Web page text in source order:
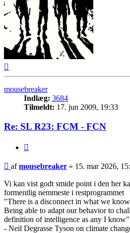
mousebreaker
Indlæg: 3684
Tilmeldt: 17. jun 2009, 19:33
Re: SL R23: FCM - FCN
Indlæg
afmousebreaker » 15. mar 2026,
Vi kan vist godt smide point i den her
formentlig nemmeste i restprogrammet
"There is a disconnect in what we
Being able to adapt our behavior to
definition of intelligence as any I know"
- Neil Degrasse Tyson on climate